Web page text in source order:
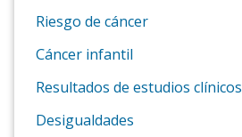
Riesgo de cáncer
Cáncer infantil
Resultados de estudios clínicos
Desigualdades